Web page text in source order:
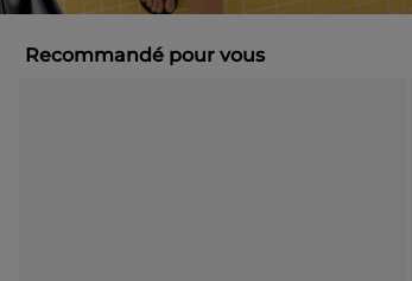
Recommandé pour vous